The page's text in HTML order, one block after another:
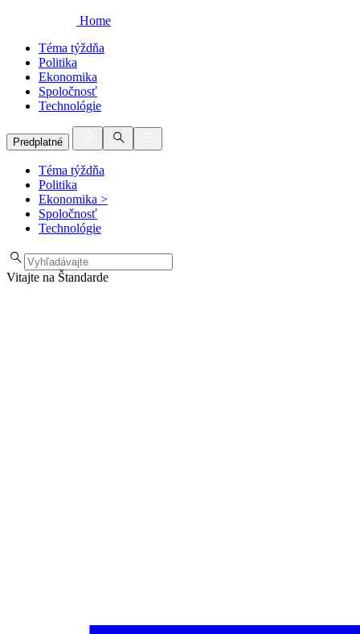
Home
Téma týždňa
Politika
Ekonomika
Spoločnosť
Technológie
Predplatné
Téma týždňa
Politika
Ekonomika >
Spoločnosť
Technológie
Vitajte na Štandarde